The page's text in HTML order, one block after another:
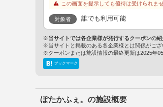
この画面を提示しても優待は受けられま
対象者 誰でも利用可能
※当サイトでは各企業様が発行するクーポンの紹
※当サイトと掲載のある各企業様とは関係がござ
※クーポンまたは施設情報の最終更新は2025年
ブックマーク
ぽたかふぇ。の施設概要